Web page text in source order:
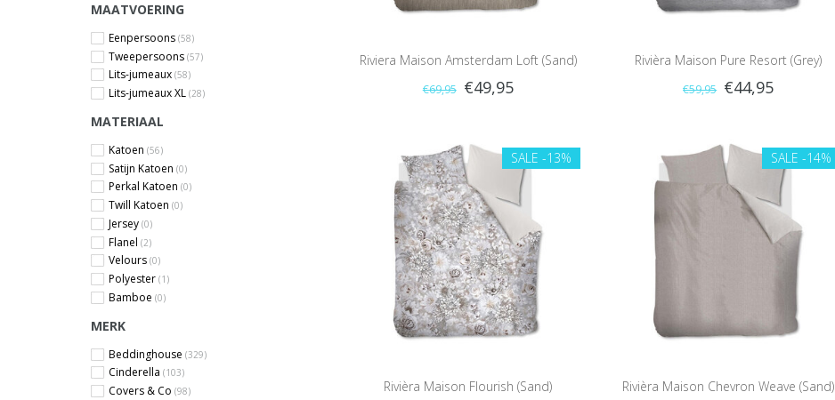
MAATVOERING
Eenpersoons (58)
Tweepersoons (57)
Lits-jumeaux (58)
Lits-jumeaux XL (28)
MATERIAAL
Katoen (56)
Satijn Katoen (0)
Perkal Katoen (0)
Twill Katoen (0)
Jersey (0)
Flanel (2)
Velours (0)
Polyester (1)
Bamboe (0)
MERK
Beddinghouse (329)
Cinderella (103)
Covers & Co (98)
Riviera Maison Amsterdam Loft (Sand)
€69,95 €49,95
Rivièra Maison Pure Resort (Grey)
€59,95 €44,95
SALE -13%
Rivièra Maison Flourish (Sand)
SALE-14%
Rivièra Maison Chevron Weave (Sand)